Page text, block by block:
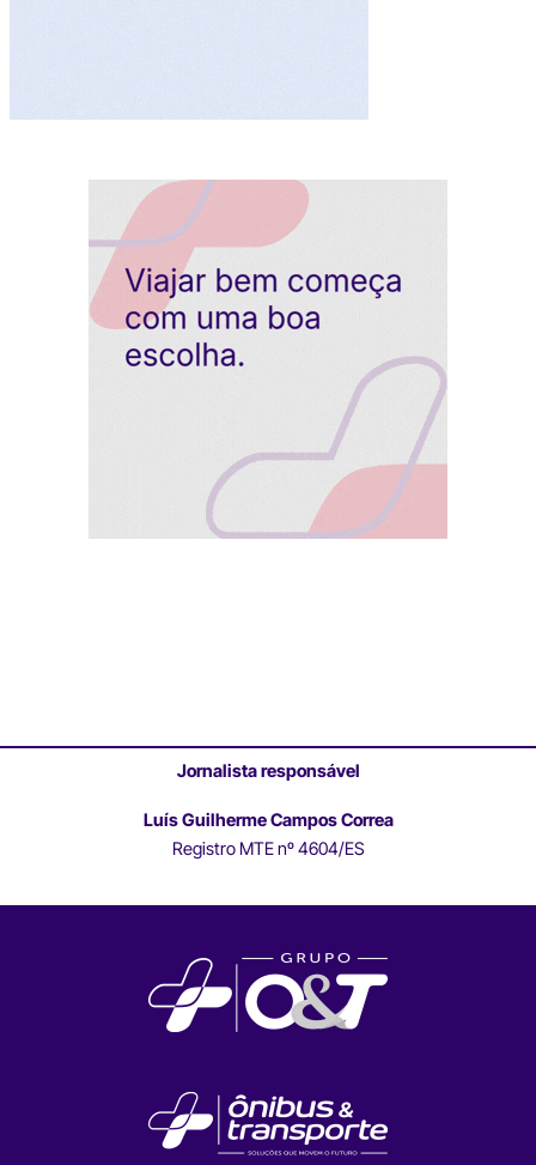
Jornalista responsável
Luís Guilherme Campos Correa
Registro MTE nº 4604/ES